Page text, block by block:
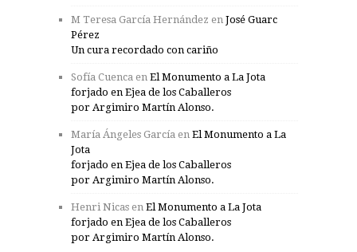
M Teresa García Hernández en José Guarc
Pérez
Un cura recordado con cariño
Sofía Cuenca en El Monumento a La Jota
forjado en Ejea de los Caballeros
por Argimiro Martín Alonso.
María Ángeles García en El Monumento a La
Jota
forjado en Ejea de los Caballeros
por Argimiro Martín Alonso.
Henri Nicas en El Monumento a La Jota
forjado en Ejea de los Caballeros
por Argimiro Martín Alonso.